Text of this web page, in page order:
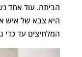
הביתה. עוד אחד
היא צבא של איש
המלחיצים עד כדי